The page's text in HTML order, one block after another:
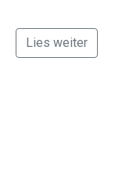
Lies weiter